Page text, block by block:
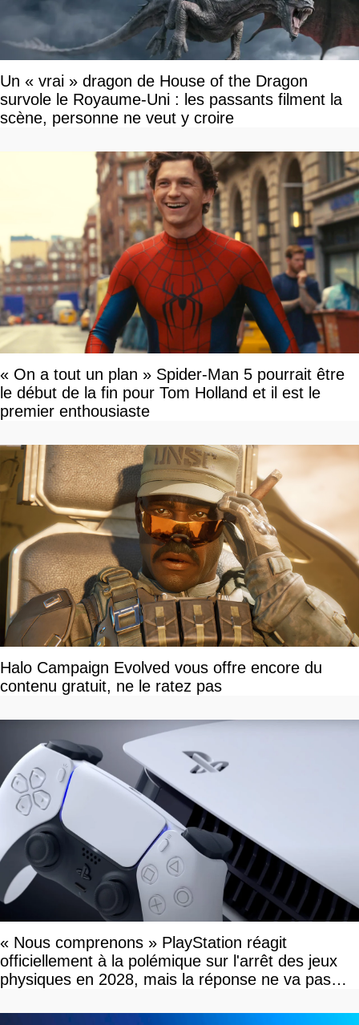
Un « vrai » dragon de House of the Dragon
survole le Royaume-Uni : les passants filment la
scène, personne ne veut y croire
« On a tout un plan » Spider-Man 5 pourrait être
le début de la fin pour Tom Holland et il est le
premier enthousiaste
Halo Campaign Evolved vous offre encore du
contenu gratuit, ne le ratez pas
« Nous comprenons » PlayStation réagit
officiellement à la polémique sur l'arrêt des jeux
physiques en 2028, mais la réponse ne va pas